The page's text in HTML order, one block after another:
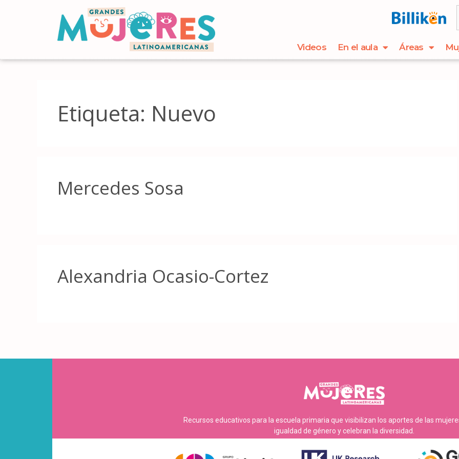
Videos En el aula Áreas
Etiqueta: Nuevo
Mercedes Sosa
Alexandria Ocasio-Cortez
Recursos educativos para la escuela primaria que visibilizan los aportes de las
igualdad de género y celebran la diversidad.